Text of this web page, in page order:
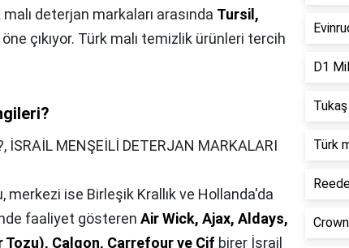
deterjan markaları arasında Tursil,
çıkıyor. Türk malı temizlik ürünleri tercih
İSRAİL MENŞEİLİ DETERJAN MARKALARI
ise Birleşik Krallık ve Hollanda'da
faaliyet gösteren Air Wick, Ajax, Aldays,
Tozu), Calgon, Carrefour ve Cif birer İsrail
D1
Türk